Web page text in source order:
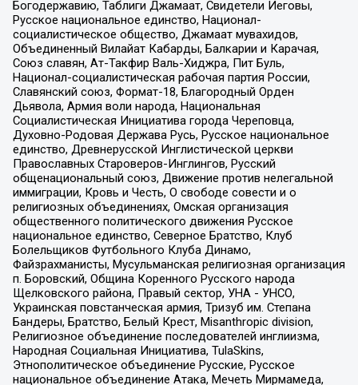
Богодержавию, Таблиги Джамаат, Свидетели Иеговы,
Русское национальное единство, Национал-
социалистическое общество, Джамаат мувахидов,
Объединенный Вилайат Кабарды, Балкарии и Карачая,
Союз славян, Ат-Такфир Валь-Хиджра, Пит Буль,
Национал-социалистическая рабочая партия России,
Славянский союз, Формат-18, Благородный Орден
Дьявола, Армия воли народа, Национальная
Социалистическая Инициатива города Череповца,
Духовно-Родовая Держава Русь, Русское национальное
единство, Древнерусской Инглистической церкви
Православных Староверов-Инглингов, Русский
общенациональный союз, Движение против нелегальной
иммиграции, Кровь и Честь, О свободе совести и о
религиозных объединениях, Омская организация
общественного политического движения Русское
национальное единство, Северное Братство, Клуб
Болельщиков Футбольного Клуба Динамо,
Файзрахманисты, Мусульманская религиозная организация
п. Боровский, Община Коренного Русского народа
Щелковского района, Правый сектор, УНА - УНСО,
Украинская повстанческая армия, Тризуб им. Степана
Бандеры, Братство, Белый Крест, Misanthropic division,
Религиозное объединение последователей инглиизма,
Народная Социальная Инициатива, TulaSkins,
Этнополитическое объединение Русские, Русское
национальное объединение Атака, Мечеть Мирмамеда,